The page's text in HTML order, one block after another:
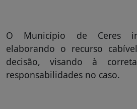
O Município de Ceres
elaborando o recurso
decisão, visando à
responsabilidades no caso.